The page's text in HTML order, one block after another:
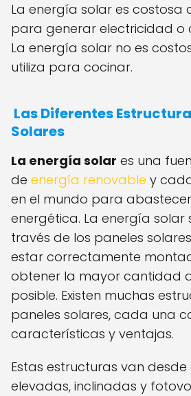
La energía solar es costosa
para generar electricidad o
La energía solar no es
utiliza para cocinar.
Las Diferentes
Solares
La energía solar es una
de energía renovable y
en el mundo para
energética. La energía solar
través de los paneles
estar correctamente
obtener la mayor cantidad
posible. Existen muchas
paneles solares, cada una
características y ventajas.
Estas estructuras van
elevadas, inclinadas y